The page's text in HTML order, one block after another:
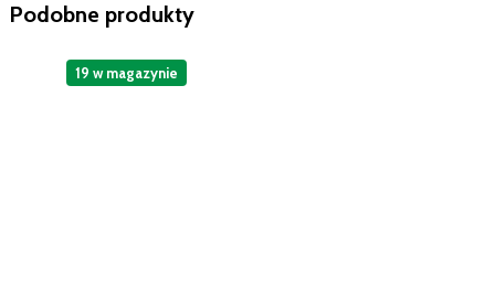
intymnej
mężczyzn
Podobne produkty
19 w magazynie